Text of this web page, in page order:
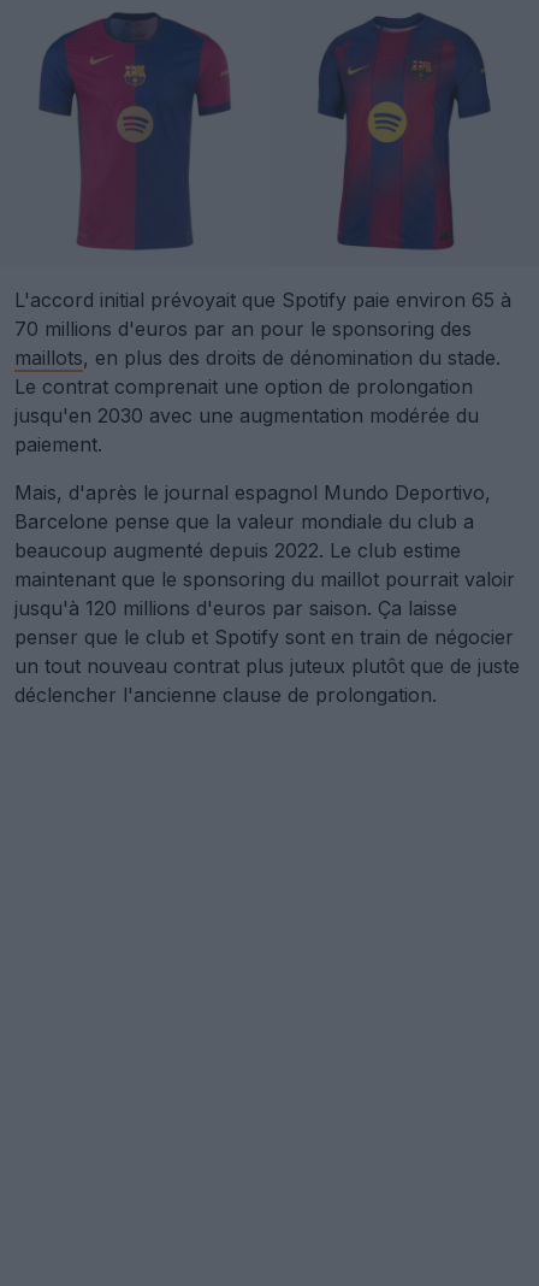
L'accord initial prévoyait que Spotify paie environ 65 à
70 millions d'euros par an pour le sponsoring des
maillots, en plus des droits de dénomination du stade.
Le contrat comprenait une option de prolongation
jusqu'en 2030 avec une augmentation modérée du
paiement.
Mais, d'après le journal espagnol Mundo Deportivo,
Barcelone pense que la valeur mondiale du club a
beaucoup augmenté depuis 2022. Le club estime
maintenant que le sponsoring du maillot pourrait valoir
jusqu'à 120 millions d'euros par saison. Ça laisse
penser que le club et Spotify sont en train de négocier
un tout nouveau contrat plus juteux plutôt que de juste
déclencher l'ancienne clause de prolongation.